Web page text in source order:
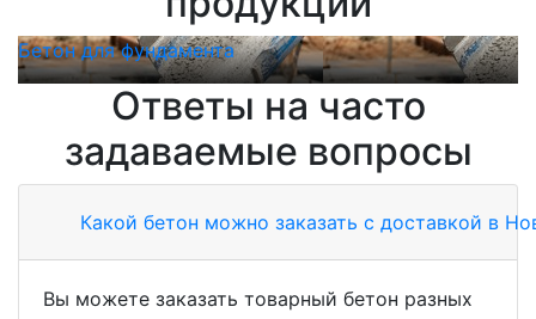
Бетон для фундамента
Ответы на часто
задаваемые вопросы
Какой бетон можно заказать с доставкой в
Вы можете заказать товарный бетон разных